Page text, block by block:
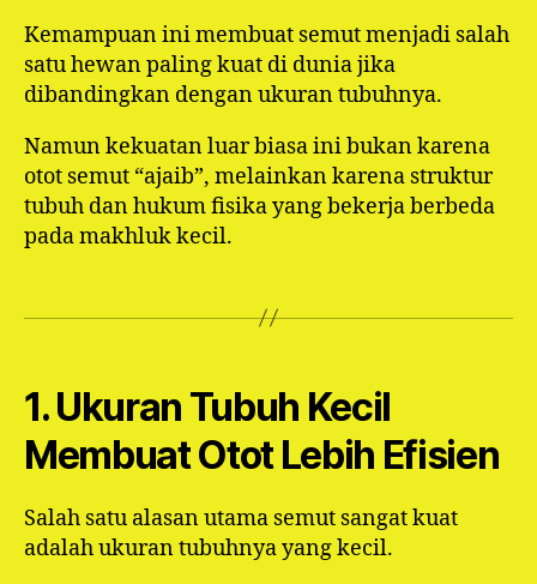
Kemampuan ini membuat semut menjadi salah
satu hewan paling kuat di dunia jika
dibandingkan dengan ukuran tubuhnya.
Namun kekuatan luar biasa ini bukan karena
otot semut “ajaib”, melainkan karena struktur
tubuh dan hukum fisika yang bekerja berbeda
pada makhluk kecil.
1. Ukuran Tubuh Kecil
Membuat Otot Lebih Efisien
Salah satu alasan utama semut sangat kuat
adalah ukuran tubuhnya yang kecil.